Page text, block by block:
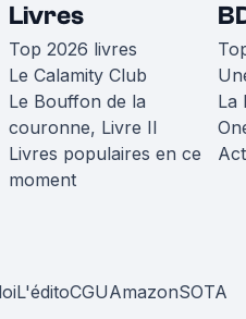
Livres
Top 2026 livres
Le Calamity Club
Le Bouffon de la
couronne, Livre II
Livres populaires en ce
moment
La
L'éditoCGUAmazonSOTA